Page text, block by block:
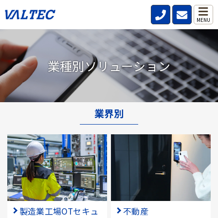
MENU
業種別ソリューション
業界別
製造業工場OTセキュ
不動産